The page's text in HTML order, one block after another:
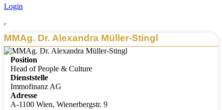
Login
MMAg. Dr. Alexandra Müller-Stingl
Position
Head of People & Culture
Dienststelle
Immofinanz AG
Adresse
A-1100 Wien, Wienerbergstr. 9